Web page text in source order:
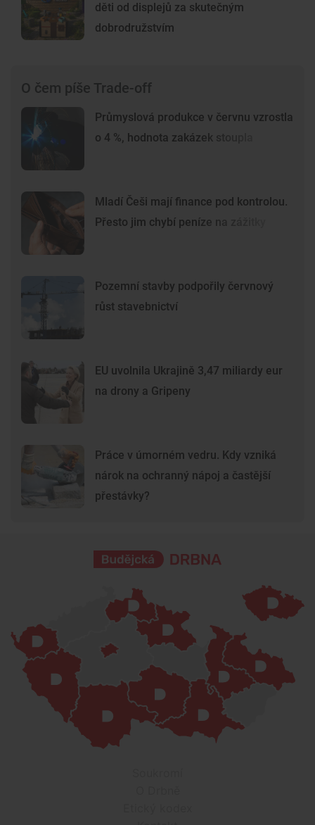
děti od displejů za skutečným
dobrodružstvím
O čem píše Trade-off
Průmyslová produkce v červnu vzrostla
o 4 %, hodnota zakázek stoupla
Mladí Češi mají finance pod kontrolou.
Přesto jim chybí peníze na zážitky
Pozemní stavby podpořily červnový
růst stavebnictví
EU uvolnila Ukrajině 3,47 miliardy eur
na drony a Gripeny
Práce v úmorném vedru. Kdy vzniká
nárok na ochranný nápoj a častější
přestávky?